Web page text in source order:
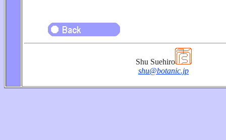
Shu Suehiro
shu@botanic.jp